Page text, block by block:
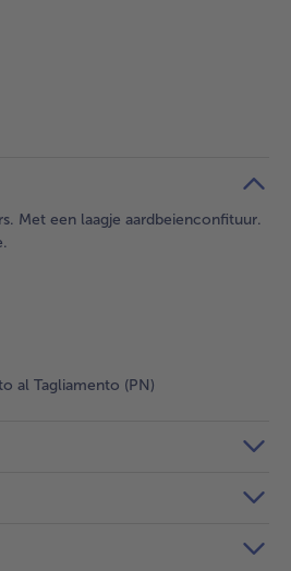
Met een laagje aardbeienconfituur.
al Tagliamento (PN)